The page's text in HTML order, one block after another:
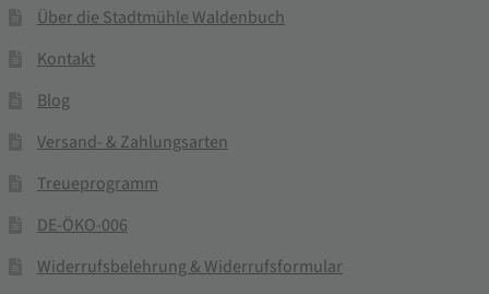
Über die Stadtmühle Waldenbuch
Kontakt
Blog
Versand- & Zahlungsarten
Treueprogramm
DE-ÖKO-006
Widerrufsbelehrung & Widerrufsformular